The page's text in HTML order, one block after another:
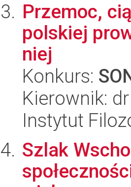
Przemoc,
polskiej
niej
Konkurs:
Kierownik:
Instytut
Szlak